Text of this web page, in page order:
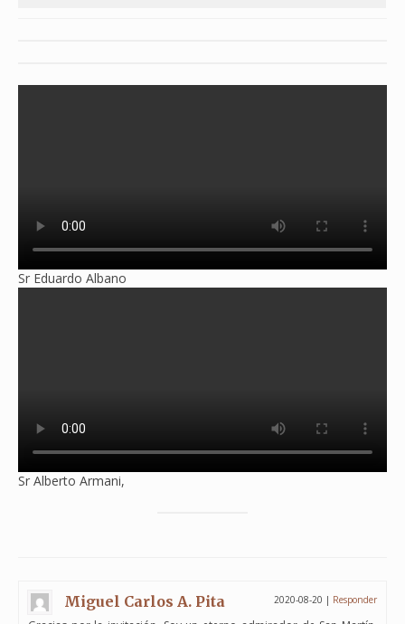
Sr Eduardo Albano
Sr Alberto Armani,
Miguel Carlos A. Pita 2020-08-20 | Responder